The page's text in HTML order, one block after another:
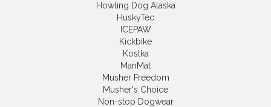
Howling Dog Alaska
HuskyTec
ICEPAW
Kickbike
Kostka
ManMat
Musher Freedom
Musher's Choice
Non-stop Dogwear